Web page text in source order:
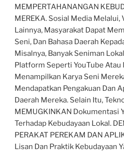
MEMPERTAHANANGAN
MEREKA. Sosial Media Melalui,
Lainnya, Masyarakat Dapat
Seni, Dan Bahasa Daerah
Misalnya, Banyak Seniman
Platform Seperti YouTube
Menampilkan Karya Seni
Mendapatkan Pengakuan Dan
Daerah Mereka. Selain Itu,
MEMUGKINKAN Dokumentasi
Terhadap Kebudayaan Lokal.
PERAKAT PEREKAM DAN
Lisan Dan Praktik Kebudayaan